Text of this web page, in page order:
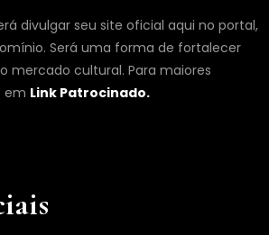
divulgar seu site oficial aqui no portal,
Será uma forma de fortalecer
mercado cultural. Para maiores
em Link Patrocinado.